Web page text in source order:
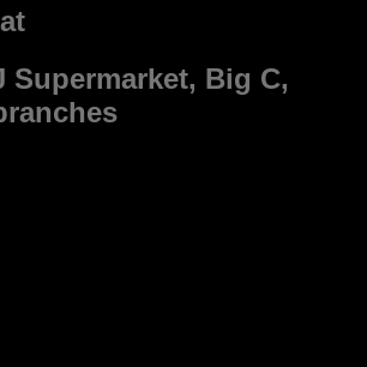
Supermarket, Big C,